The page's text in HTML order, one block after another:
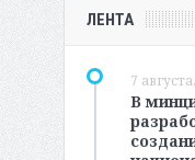
ЛЕНТА
7
В